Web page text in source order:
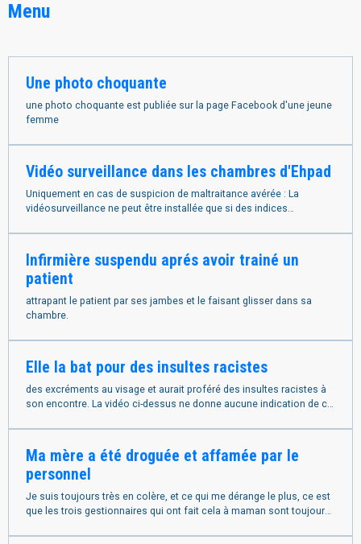
Menu
Une photo choquante
une photo choquante est publiée sur la page Facebook d'une jeune
femme
Vidéo surveillance dans les chambres d'Ehpad
Uniquement en cas de suspicion de maltraitance avérée : La
vidéosurveillance ne peut être installée que si des indices
suspecter des maltraitances et que les procédures d'enquête
internes n'ont pas permis de les confirmer ou infirmer.
Infirmière suspendu aprés avoir trainé un
patient
attrapant le patient par ses jambes et le faisant glisser dans sa
chambre.
Elle la bat pour des insultes racistes
des excréments au visage et aurait proféré des insultes racistes à
son encontre. La vidéo ci-dessus ne donne aucune indication de ce
Ma mère a été droguée et affamée par le
personnel
Je suis toujours très en colère, et ce qui me dérange le plus, ce est
que les trois gestionnaires qui ont fait cela à maman sont toujours